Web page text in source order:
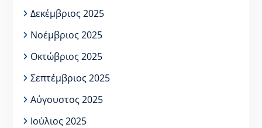
Δεκέμβριος 2025
Νοέμβριος 2025
Οκτώβριος 2025
Σεπτέμβριος 2025
Αύγουστος 2025
Ιούλιος 2025